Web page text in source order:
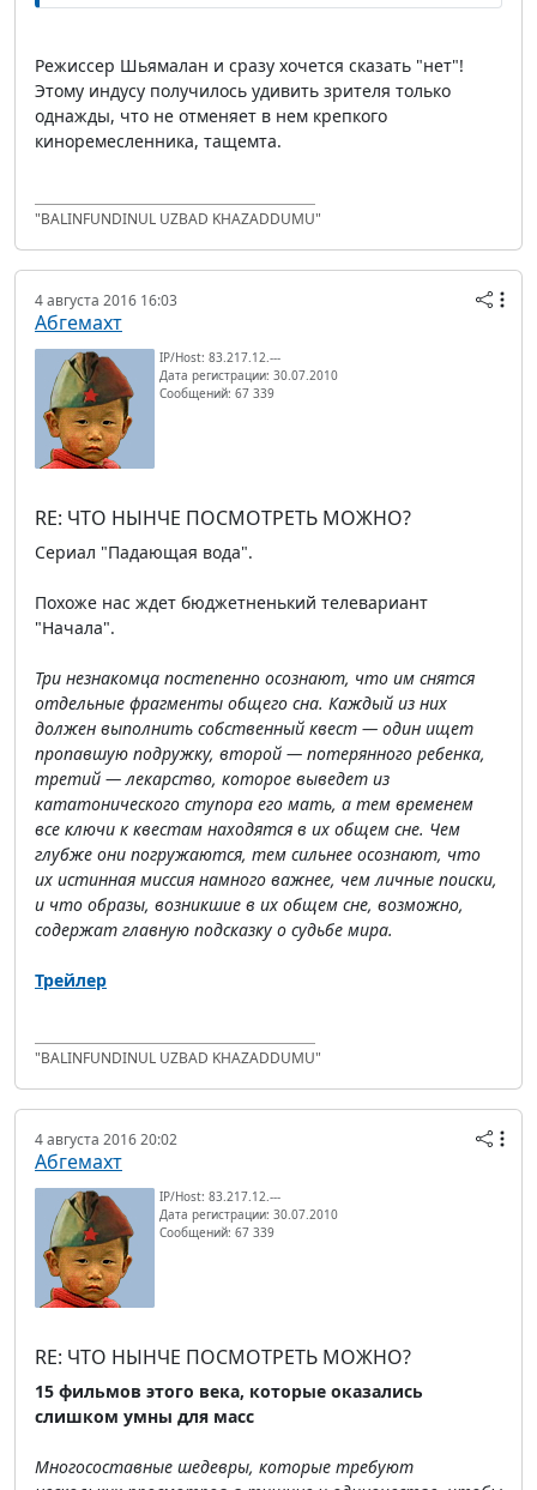
Режиссер Шьямалан и сразу хочется сказать "нет"!
Этому индусу получилось удивить зрителя только
однажды, что не отменяет в нем крепкого
киноремесленника, тащемта.
"BALINFUNDINUL UZBAD KHAZADDUMU"
4 августа 2016 16:03
Абгемахт
IP/Host: 83.217.12.---
Дата регистрации: 30.07.2010
Сообщений: 67 339
RE: ЧТО НЫНЧЕ ПОСМОТРЕТЬ МОЖНО?
Сериал "Падающая вода".
Похоже нас ждет бюджетненький телевариант
"Начала".
Три незнакомца постепенно осознают, что им снятся
отдельные фрагменты общего сна. Каждый из них
должен выполнить собственный квест — один ищет
пропавшую подружку, второй — потерянного ребенка,
третий — лекарство, которое выведет из
кататонического ступора его мать, а тем временем
все ключи к квестам находятся в их общем сне. Чем
глубже они погружаются, тем сильнее осознают, что
их истинная миссия намного важнее, чем личные поиски,
и что образы, возникшие в их общем сне, возможно,
содержат главную подсказку о судьбе мира.
Трейлер
"BALINFUNDINUL UZBAD KHAZADDUMU"
4 августа 2016 20:02
Абгемахт
IP/Host: 83.217.12.---
Дата регистрации: 30.07.2010
Сообщений: 67 339
RE: ЧТО НЫНЧЕ ПОСМОТРЕТЬ МОЖНО?
15 фильмов этого века, которые оказались
слишком умны для масс
Многосоставные шедевры, которые требуют